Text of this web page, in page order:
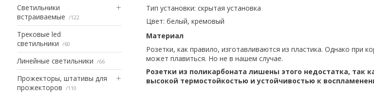
Светильники
встраиваемые
122
Трековые led
светильники
60
Линейные светильники 66
Прожекторы, штативы для
прожекторов
110
Тип установки: скрытая установка
Цвет: белый, кремовый
Материал
Розетки, как правило, изготавливаются из пластика. Однако при
может плавиться. Но не в нашем случае.
Розетки из поликарбоната лишены этого недостатка, так
высокой термостойкостью и устойчивостью к